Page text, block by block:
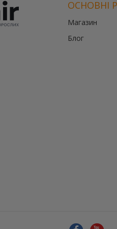
ОСНОВНІ
Магазин
Блог